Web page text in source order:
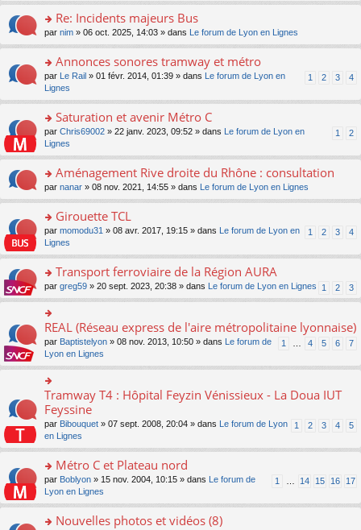
nt
u
s
ré
e
nt
n
o
lu
pl
u
ré
e
nt
a
g
e
n
n
pl
u
ré
e
nt
le
m
e
a
g
e
n
o
lu
u
s
ré
e
nt
ult
er
le
m
e
s
g
e
n
o
n
le
u
s
ré
c
nt
o
n
ult
er
le
m
e
s
s
e
n
o
n
le
s
ré
c
e
nt
Re: Incidents majeurs Bus
par nim » 06 oct. 2025, 14:03 » dans Le forum de Lyon en Lignes
o
s
er
le
m
e
s
s
e
n
o
n
lu
pl
s
ré
c
nt
Annonces sonores tramway et métro
1 2 3 4
par Le Rail » 01 févr. 2014, 01:39 » dans
Le forum de Lyon en
Lignes
o
s
er
le
m
e
s
s
e
n
o
n
lu
pl
ré
e
nt
Saturation et avenir Métro C
1 2
par Chris69002 » 22 janv. 2023, 09:52 » dans
Le forum de Lyon en
Lignes
o
n
ult
er
le
m
e
s
a
e
n
o
n
lu
le
pl
u
s
ré
c
e
nt
Aménagement Rive droite du Rhône : consultation
par nanar » 08 nov. 2021, 14:55 » dans Le forum de Lyon en Lignes
o
s
er
le
m
e
s
s
a
e
o
n
lu
le
pl
s
ré
c
e
nt
Girouette TCL
1 2 3 4
par momodu31 » 08 avr. 2017, 19:15 » dans
Le forum de Lyon en
Lignes
o
n
s
ult
er
le
m
e
s
a
e
n
lu
le
pl
s
Transport ferroviaire de la Région AURA
1 2 3
par greg59 » 20 sept. 2023, 20:38 » dans Le forum de Lyon en Lignes
o
n
s
le
m
e
s
s
a
e
n
o
n
lu
REAL (Réseau express de l'aire métropolitaine lyonnaise)
1 4 5 6 7
par Baptistelyon » 08 nov. 2013, 10:50 » dans
Le forum de
Lyon en Lignes
o
n
ult
le
m
e
s
s
g
Tramway T4 : Hôpital Feyzin Vénissieux - La Doua IUT
Feyssine
1 2 3 4 5
par Bibouquet » 07 sept. 2008, 20:04 » dans
Le forum de Lyon
en Lignes
o
s
er
Métro C et Plateau nord
1 14 15 16 17
par Boblyon » 15 nov. 2004, 10:15 » dans
Le forum de
Lyon en Lignes
Nouvelles photos et vidéos (8)